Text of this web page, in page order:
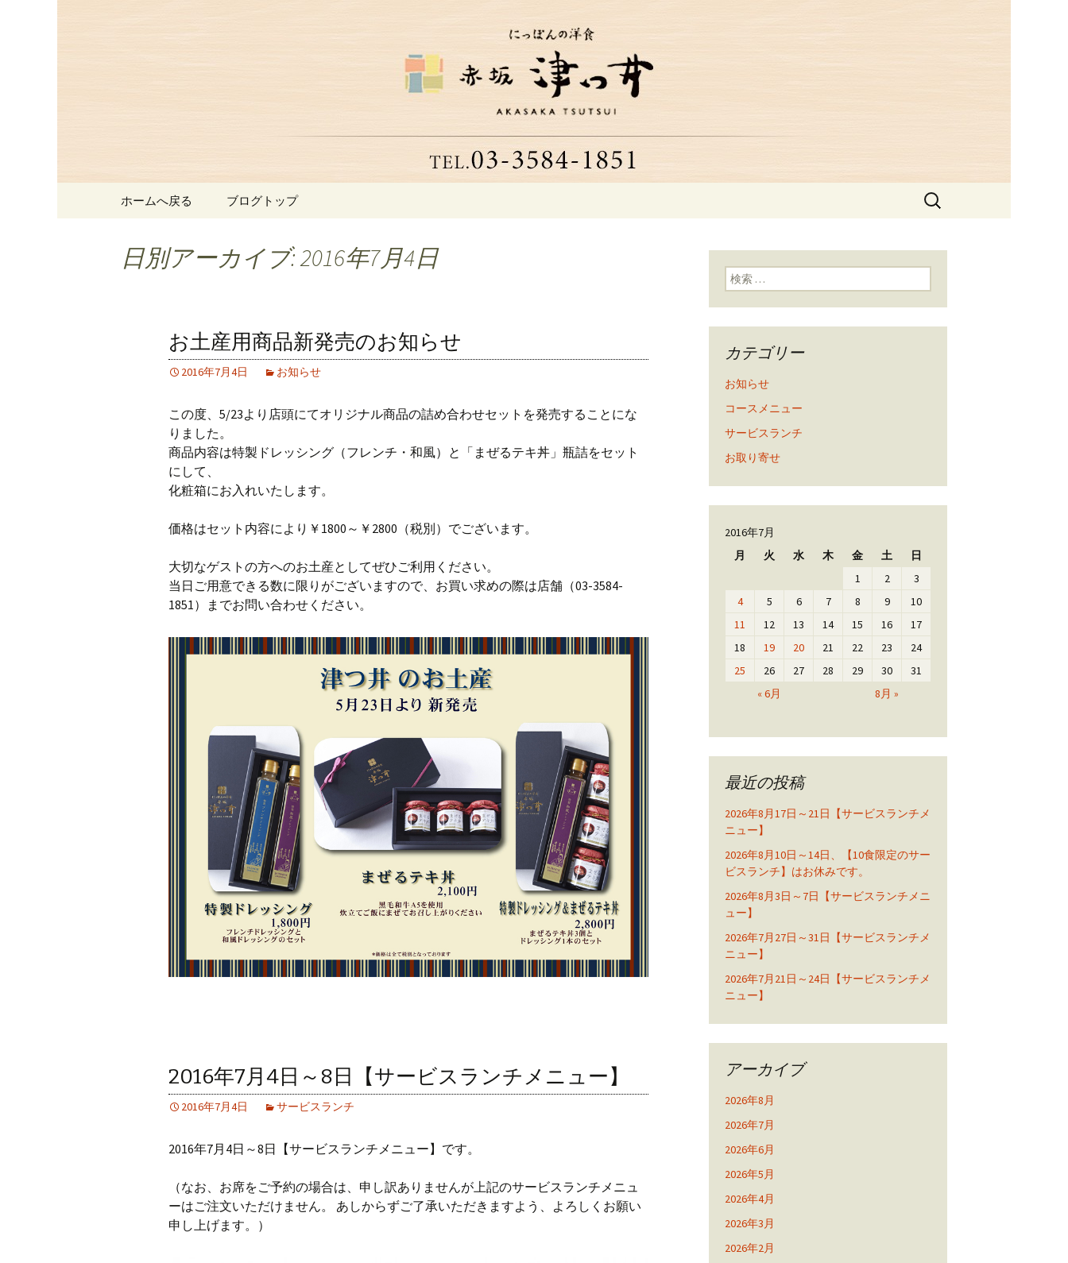
赤坂にある老舗洋食店「津つ井」からの
コンテンツへ移動
ホームへ戻る ブログトップ
検
日別アーカイブ: 2016年7月4日
お土産用商品新発売のお知らせ
2016年7月4日 お知らせ
この度、5/23より店頭にてオリジナル商品の詰め合わせセットを発売することにな
りました。
商品内容は特製ドレッシング（フレンチ・和風）と「まぜるテキ丼」瓶詰をセット
にして、
化粧箱にお入れいたします。
価格はセット内容により￥1800～￥2800（税別）でございます。
大切なゲストの方へのお土産としてぜひご利用ください。
当日ご用意できる数に限りがございますので、お買い求めの際は店舗（03-3584-
1851）までお問い合わせください。
2016年7月4日～8日【サービスランチメニュー】
2016年7月4日 サービスランチ
2016年7月4日～8日【サービスランチメニュー】です。
（なお、お席をご予約の場合は、申し訳ありませんが上記のサービスランチメニュ
ーはご注文いただけません。 あしからずご了承いただきますよう、よろしくお願い
申し上げます。）
検索:
カテゴリー
お知らせ
コースメニュー
サービスランチ
お取り寄せ
2016年7月
月
火 水 木 金 土 日
« 6月 8月 »
1 2
3
4
5 6 7 8 9
10
11
12 13 14 15 16
17
18
19 20 21 22 23
24
25
26 27 28 29 30 31
最近の投稿
2026年8月17日～21日【サービスランチメ
ニュー】
2026年8月10日～14日、【10食限定のサー
ビスランチ】はお休みです。
2026年8月3日～7日【サービスランチメニ
ュー】
2026年7月27日～31日【サービスランチメ
ニュー】
2026年7月21日～24日【サービスランチメ
ニュー】
アーカイブ
2026年8月
2026年7月
2026年6月
2026年5月
2026年4月
2026年3月
2026年2月